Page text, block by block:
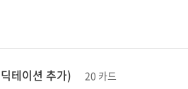
테이션 추가) 20 카드